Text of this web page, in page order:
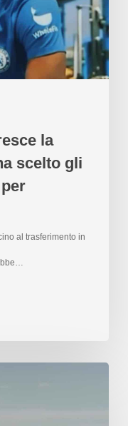
la
scelto gli
al trasferimento in